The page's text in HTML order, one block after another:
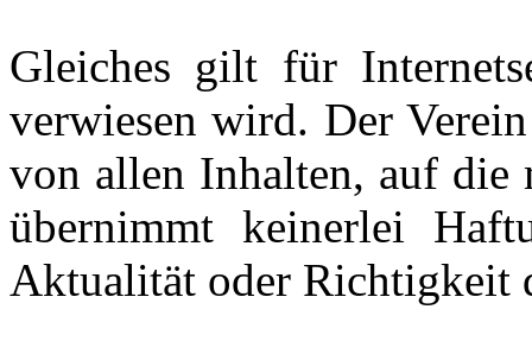
Gleiches gilt für
verwiesen wird. Der
von allen Inhalten, auf
übernimmt keinerlei
Aktualität oder Richtigkeit